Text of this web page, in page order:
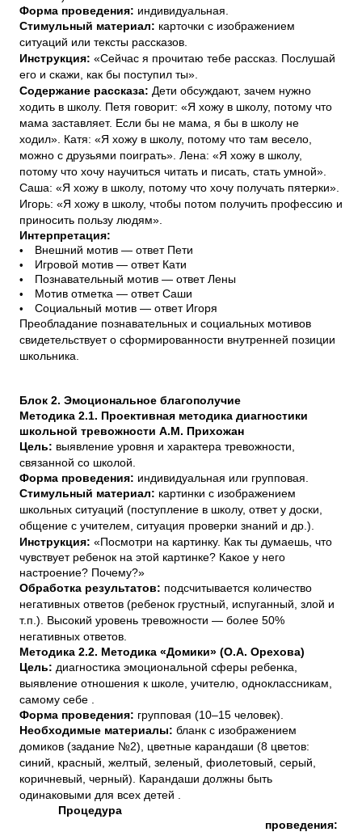
Форма проведения: индивидуальная.
Стимульный материал: карточки с изображением
ситуаций или тексты рассказов.
Инструкция: «Сейчас я прочитаю тебе рассказ. Послушай
его и скажи, как бы поступил ты».
Содержание рассказа: Дети обсуждают, зачем нужно
ходить в школу. Петя говорит: «Я хожу в школу, потому что
мама заставляет. Если бы не мама, я бы в школу не
ходил». Катя: «Я хожу в школу, потому что там весело,
можно с друзьями поиграть». Лена: «Я хожу в школу,
потому что хочу научиться читать и писать, стать умной».
Саша: «Я хожу в школу, потому что хочу получать пятерки».
Игорь: «Я хожу в школу, чтобы потом получить профессию и
приносить пользу людям».
Интерпретация:
•
Внешний мотив — ответ Пети
•
Игровой мотив — ответ Кати
•
Познавательный мотив — ответ Лены
•
Мотив отметка — ответ Саши
•
Социальный мотив — ответ Игоря
Преобладание познавательных и социальных мотивов
свидетельствует о сформированности внутренней позиции
школьника.
Блок 2. Эмоциональное благополучие
Методика 2.1. Проективная методика диагностики
школьной тревожности А.М. Прихожан
Цель: выявление уровня и характера тревожности,
связанной со школой.
Форма проведения: индивидуальная или групповая.
Стимульный материал: картинки с изображением
школьных ситуаций (поступление в школу, ответ у доски,
общение с учителем, ситуация проверки знаний и др.).
Инструкция: «Посмотри на картинку. Как ты думаешь, что
чувствует ребенок на этой картинке? Какое у него
настроение? Почему?»
Обработка результатов: подсчитывается количество
негативных ответов (ребенок грустный, испуганный, злой и
т.п.). Высокий уровень тревожности — более 50%
негативных ответов.
Методика 2.2. Методика «Домики» (О.А. Орехова)
Цель: диагностика эмоциональной сферы ребенка,
выявление отношения к школе, учителю, одноклассникам,
самому себе .
Форма проведения: групповая (10–15 человек).
Необходимые материалы: бланк с изображением
домиков (задание №2), цветные карандаши (8 цветов:
синий, красный, желтый, зеленый, фиолетовый, серый,
коричневый, черный). Карандаши должны быть
одинаковыми для всех детей .
Процедура
проведения: